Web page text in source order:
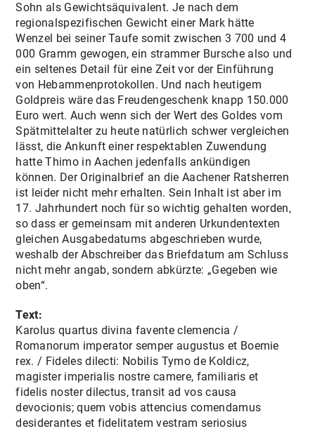
Sohn als Gewichtsäquivalent. Je nach dem
regionalspezifischen Gewicht einer Mark hätte
Wenzel bei seiner Taufe somit zwischen 3 700 und 4
000 Gramm gewogen, ein strammer Bursche also und
ein seltenes Detail für eine Zeit vor der Einführung
von Hebammenprotokollen. Und nach heutigem
Goldpreis wäre das Freudengeschenk knapp 150.000
Euro wert. Auch wenn sich der Wert des Goldes vom
Spätmittelalter zu heute natürlich schwer vergleichen
lässt, die Ankunft einer respektablen Zuwendung
hatte Thimo in Aachen jedenfalls ankündigen
können. Der Originalbrief an die Aachener Ratsherren
ist leider nicht mehr erhalten. Sein Inhalt ist aber im
17. Jahrhundert noch für so wichtig gehalten worden,
so dass er gemeinsam mit anderen Urkundentexten
gleichen Ausgabedatums abgeschrieben wurde,
weshalb der Abschreiber das Briefdatum am Schluss
nicht mehr angab, sondern abkürzte: „Gegeben wie
oben“.
Text:
Karolus quartus divina favente clemencia /
Romanorum imperator semper augustus et Boemie
rex. / Fideles dilecti: Nobilis Tymo de Koldicz,
magister imperialis nostre camere, familiaris et
fidelis noster dilectus, transit ad vos causa
devocionis; quem vobis attencius comendamus
desiderantes et fidelitatem vestram seriosius